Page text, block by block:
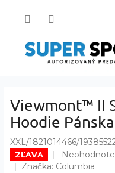
Viewmont™ II
Hoodie
XXL/1821014466/
ZĽAVA
Priemerné
hodnotenie
Značka: Columbia